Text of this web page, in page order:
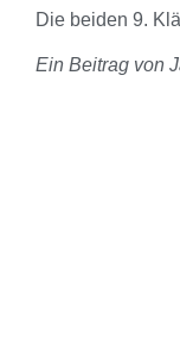
Die beiden 9.
Ein Beitrag von